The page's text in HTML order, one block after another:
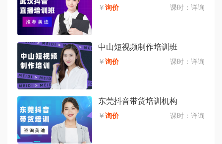
￥询价 课时： 详询
中山短视频制作培训班
￥询价 课时： 详询
东莞抖音带货培训机构
￥询价 课时： 详询